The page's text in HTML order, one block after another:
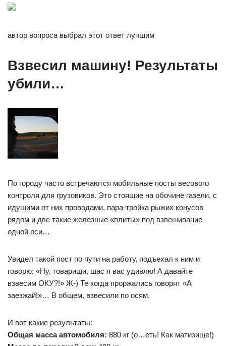
автор вопроса выбрал этот ответ лучшим
Взвесил машину! Результаты
убили…
По городу часто встречаются мобильные посты весового
контроля для грузовиков. Это стоящие на обочине газели, с
идущими от них проводами, пара-тройка рыжих конусов
рядом и две такие железные «плиты» под взвешивание
одной оси…
Увидел такой пост по пути на работу, подъехал к ним и
говорю: «Ну, товарищи, щас я вас удивлю! А давайте
взвесим ОКУ?!» Ж-) Те когда проржались говорят «А
заезжай!»… В общем, взвесили по осям.
И вот какие результаты:
Общая масса автомобиля: 880 кг (о…еть! Как матизище!)